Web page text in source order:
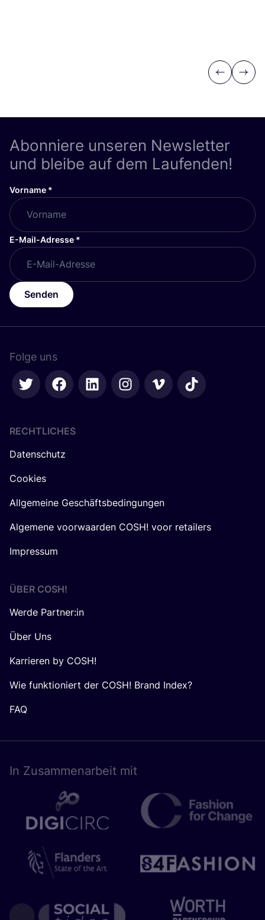
Previous
Next
Abonniere unseren Newsletter
und bleibe auf dem Laufenden!
Vorname *
E-Mail-Adresse *
Senden
Folge uns
RECHTLICHES
Datenschutz
Cookies
Allgemeine Geschäftsbedingungen
Algemene voorwaarden COSH! voor retailers
Impressum
ÜBER COSH!
Werde Partner:in
Über Uns
Karrieren by COSH!
Wie funktioniert der COSH! Brand Index?
FAQ
In Zusam­men­ar­beit mit